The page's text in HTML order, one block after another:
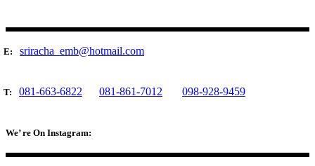
E: sriracha_emb@hotmail.com
T: 081-663-6822 081-861-7012 098-928-9459
We’ re On Instagram: